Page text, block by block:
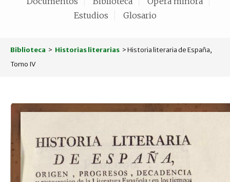
Estudios
Glosario
Biblioteca > Historias literarias > Historia literaria de España,
Tomo IV